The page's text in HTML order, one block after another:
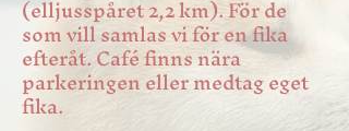
(elljusspåret 2,2 km). För de
som vill samlas vi för en fika
efteråt. Café finns nära
parkeringen eller medtag eget
fika.